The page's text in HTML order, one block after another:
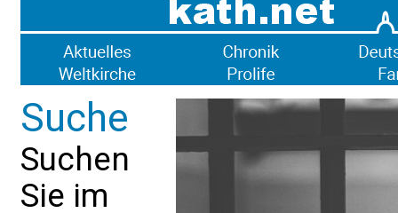
Suche
Suchen
Sie im